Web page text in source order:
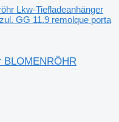
Lkw-Tiefladeanhänger
GG 11.9 remolque porta
BLOMENRÖHR